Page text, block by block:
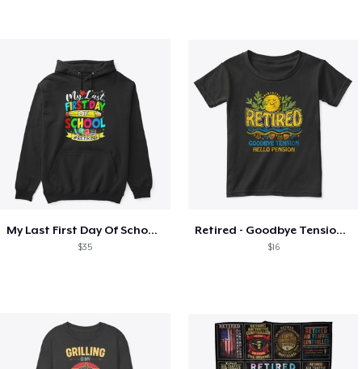
My Last First Day Of School Retiring
$35
Retired - Goodbye Tension Hello Pension
$16